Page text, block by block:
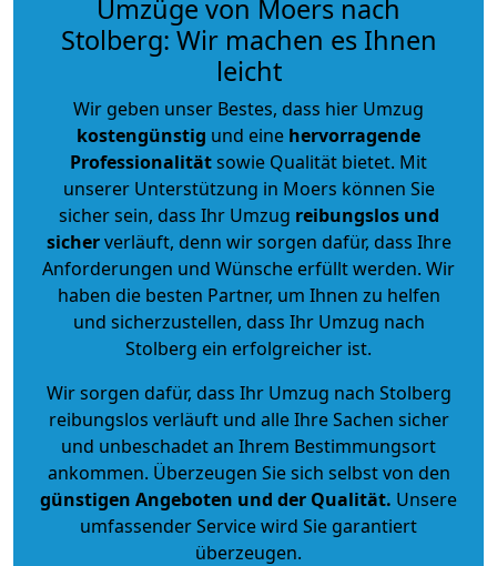
Umzüge von Moers nach
Stolberg: Wir machen es Ihnen
leicht
Wir geben unser Bestes, dass hier Umzug
kostengünstig und eine hervorragende
Professionalitätsowie Qualität bietet. Mit
unserer Unterstützung in Moers können Sie
sicher sein, dass Ihr Umzug reibungslos und
sicherverläuft, denn wir sorgen dafür, dass Ihre
Anforderungen und Wünsche erfüllt werden. Wir
haben die besten Partner, um Ihnen zu helfen
und sicherzustellen, dass Ihr Umzug nach
Stolberg ein erfolgreicher ist.
Wir sorgen dafür, dass Ihr Umzug nach Stolberg
reibungslos verläuft und alle Ihre Sachen sicher
und unbeschadet an Ihrem Bestimmungsort
ankommen. Überzeugen Sie sich selbst von den
günstigen Angeboten und der Qualität. Unsere
umfassender Service wird Sie garantiert
überzeugen.